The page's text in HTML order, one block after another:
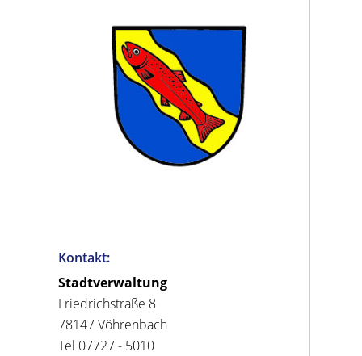
Kontakt:
Stadtverwaltung
Friedrichstraße 8
78147 Vöhrenbach
Tel 07727 - 5010